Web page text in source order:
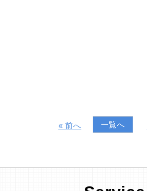
« 前へ 一覧へ